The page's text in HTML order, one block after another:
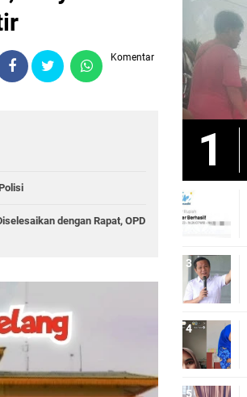
Komentar
dengan Rapat, OPD